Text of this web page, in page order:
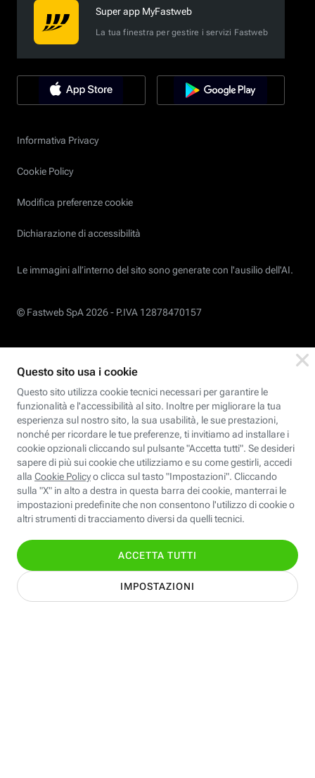
Super app MyFastweb
La tua finestra per gestire i servizi Fastweb
Informativa Privacy
Cookie Policy
Modifica preferenze cookie
Dichiarazione di accessibilità
Le immagini all’interno del sito sono generate con l'ausilio dell'AI.
© Fastweb SpA 2026 - P.IVA 12878470157